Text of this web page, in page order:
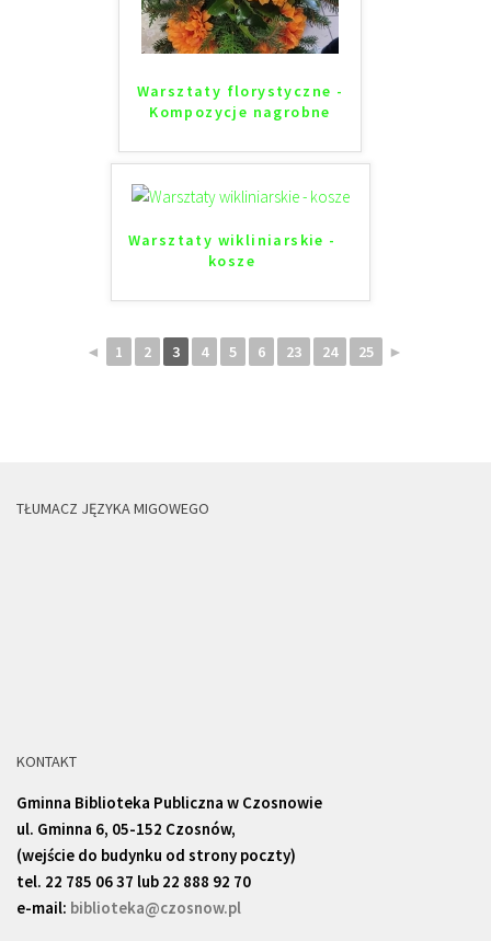
Warsztaty florystyczne -
Kompozycje nagrobne
Warsztaty wikliniarskie -
kosze
◄ 1 2 3 4 5 6 23 24 25 ►
TŁUMACZ JĘZYKA MIGOWEGO
KONTAKT
Gminna Biblioteka Publiczna w Czosnowie
ul. Gminna 6, 05-152 Czosnów,
(wejście do budynku od strony poczty)
tel. 22 785 06 37 lub 22 888 92 70
e-mail: biblioteka@czosnow.pl